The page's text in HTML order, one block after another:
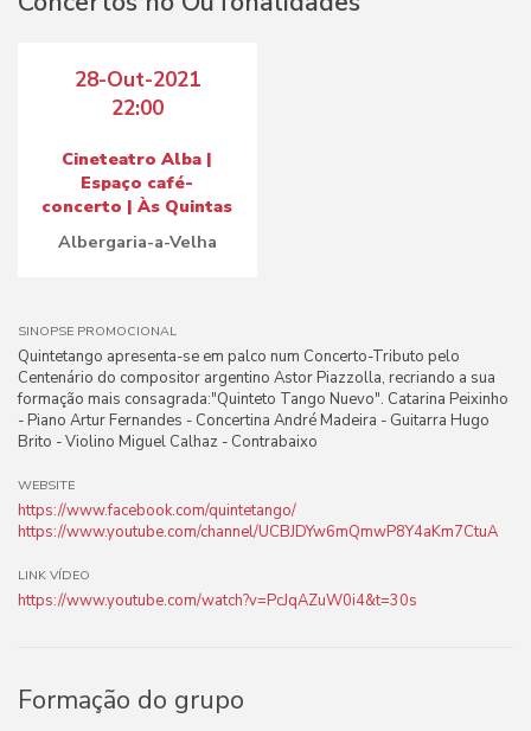
28-Out-2021
22:00
Cineteatro Alba |
Espaço café-
concerto | Às Quintas
Albergaria-a-Velha
SINOPSE PROMOCIONAL
Quintetango apresenta-se em palco num Concerto-Tributo pelo
Centenário do compositor argentino Astor Piazzolla, recriando a sua
formação mais consagrada:"Quinteto Tango Nuevo". Catarina Peixinho
- Piano Artur Fernandes - Concertina André Madeira - Guitarra Hugo
Brito - Violino Miguel Calhaz - Contrabaixo
WEBSITE
https://www.facebook.com/quintetango/
https://www.youtube.com/channel/UCBJDYw6mQmwP8Y4aKm7CtuA
LINK VÍDEO
https://www.youtube.com/watch?v=PcJqAZuW0i4&t=30s
Formação do grupo